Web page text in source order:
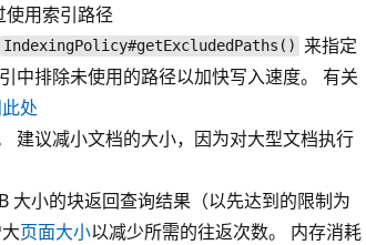
用索引路径
IndexingPolicy#getExcludedPaths()
来指定
中排除未使用的路径以加快写入速度。 有关
处
建议减小文档的大小，因为对大型文档执行
大小的块返回查询结果（以先达到的限制为
页面大小以减少所需的往返次数。 内存消耗